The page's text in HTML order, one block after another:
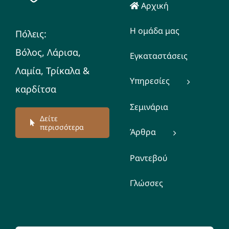
Πόλεις:
Βόλος, Λάρισα,
Λαμία, Τρίκαλα &
καρδίτσα
Δείτε
περισσότερα
Αρχική
Η ομάδα μας
Εγκαταστάσεις
Υπηρεσίες
Σεμινάρια
Άρθρα
Ραντεβού
Γλώσσες